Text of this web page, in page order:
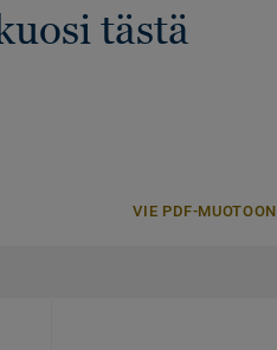
tästä
VIE PDF-MUOTOON